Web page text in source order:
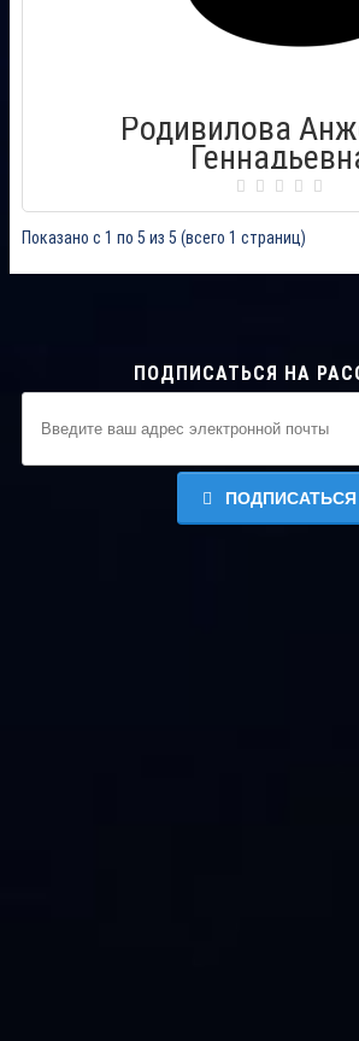
Родивилова
Сертификат:
Город: Комсомольск на
Дата выдачи:
Показано с 1 по 5 из 5 (всего 1 страниц)
ПОДПИСАТЬСЯ НА
ПОДПИСАТЬСЯ